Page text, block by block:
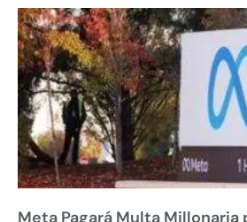
Meta Pagará Multa Millonaria